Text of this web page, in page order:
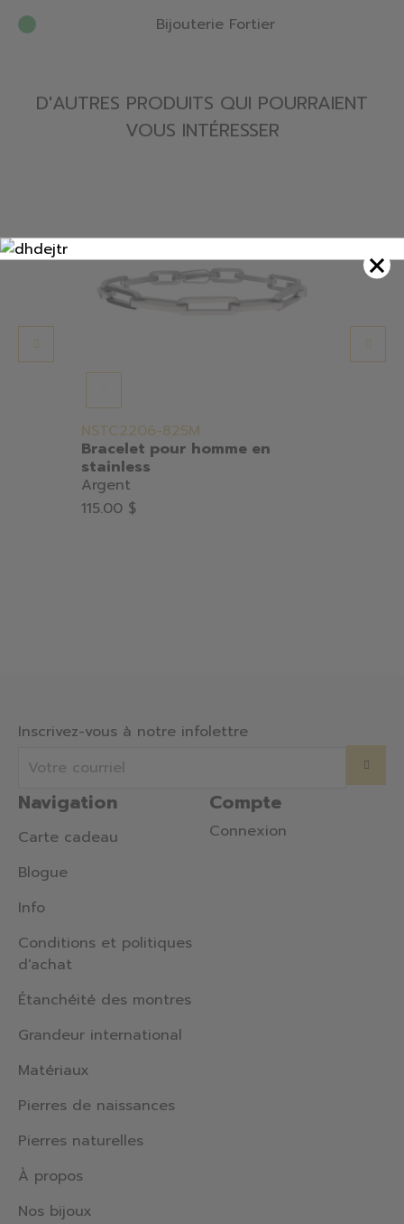
Bijouterie Fortier
D'AUTRES PRODUITS QUI POURRAIENT
VOUS INTÉRESSER
NSTC2206-825M
Bracelet pour homme en
stainless
Argent
115.00 $
Navigation
Carte cadeau
Blogue
Info
Conditions et politiques
d'achat
Étanchéité des montres
Grandeur international
Matériaux
Pierres de naissances
Pierres naturelles
À propos
Nos bijoux
Compte
Connexion
Inscrivez-vous à notre infolettre